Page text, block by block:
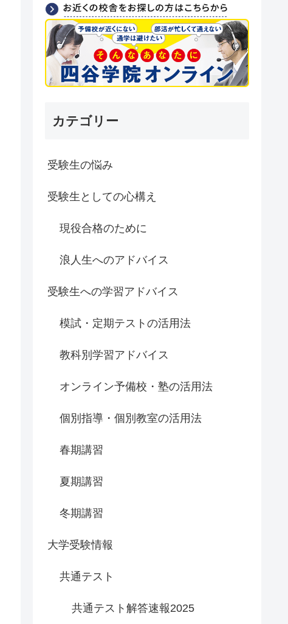
カテゴリー
受験生の悩み
受験生としての心構え
現役合格のために
浪人生へのアドバイス
受験生への学習アドバイス
模試・定期テストの活用法
教科別学習アドバイス
オンライン予備校・塾の活用法
個別指導・個別教室の活用法
春期講習
夏期講習
冬期講習
大学受験情報
共通テスト
共通テスト解答速報2025